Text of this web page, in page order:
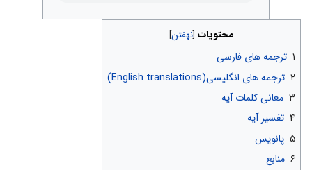
محتویات
۱ ترجمه های فارسی
۲ ترجمه های انگلیسی(English translations)
۳ معانی کلمات آیه
۴ تفسیر آیه
۵ پانویس
۶ منابع